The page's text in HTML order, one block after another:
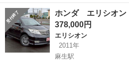
名： ホンダ ■ 車種名： エリシオンプ
名： ＳＧ ＨＤＤナビスペシャルパッ
点４．５点...
北海道 札幌市 エリシオン
ホンダ エリシオ
378,000円
エリシオン
2011年
麻生駅